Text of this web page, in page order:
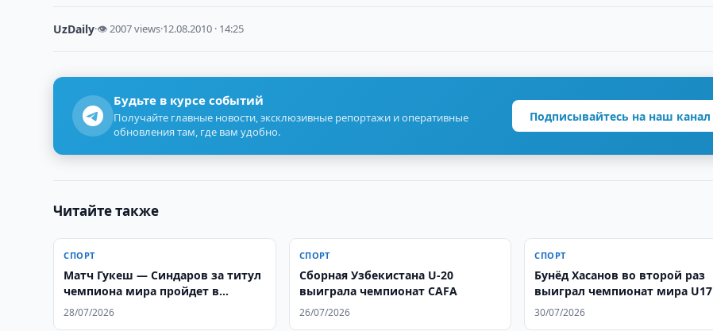
UzDaily·👁 2007 views·12.08.2010 · 14:25
Будьте в курсе событий
Получайте главные новости, эксклюзивные репортажи и оперативные
обновления там, где вам удобно.
Подписывайтесь на наш канал
Читайте также
СПОРТ
Матч Гукеш — Синдаров за титул
чемпиона мира пройдет в
Женеве
28/07/2026
СПОРТ
Сборная Узбекистана U-20
выиграла чемпионат CAFA
26/07/2026
СПОРТ
Бунёд Хасанов во второй раз
выиграл чемпионат мира U17
30/07/2026